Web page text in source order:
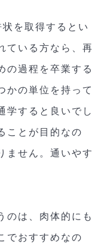
を取得するとい
ている方なら、再
の過程を卒業する
かの単位を持って
学すると良いでし
ことが目的なの
ません。通いやす
のは、肉体的にも
でおすすめなの